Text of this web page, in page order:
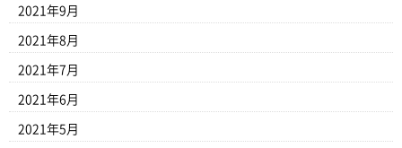
2021年9月
2021年8月
2021年7月
2021年6月
2021年5月